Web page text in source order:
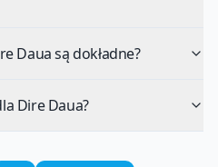
Daua są dokładne?
Dire Daua?